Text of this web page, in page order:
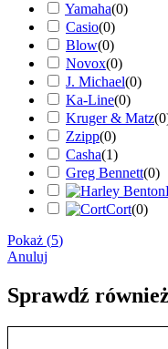
Yamaha(0)
Casio(0)
Blow(0)
Novox(0)
J. Michael(0)
Ka-Line(0)
Kruger & Matz(0
Zzipp(0)
Casha(1)
Greg Bennett(0)
Cort(0)
Pokaż (5)
Anuluj
Sprawdź